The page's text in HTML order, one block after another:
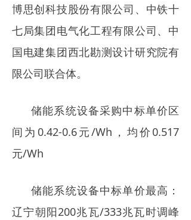
博思创科技股份有限公司、中铁十
七局集团电气化工程有限公司、中
国电建集团西北勘测设计研究院有
限公司联合体。
储能系统设备采购中标单价区
间为0.42-0.6元/Wh，均价0.517
元/Wh
储能系统设备中标单价最高：
辽宁朝阳200兆瓦/333兆瓦时调峰